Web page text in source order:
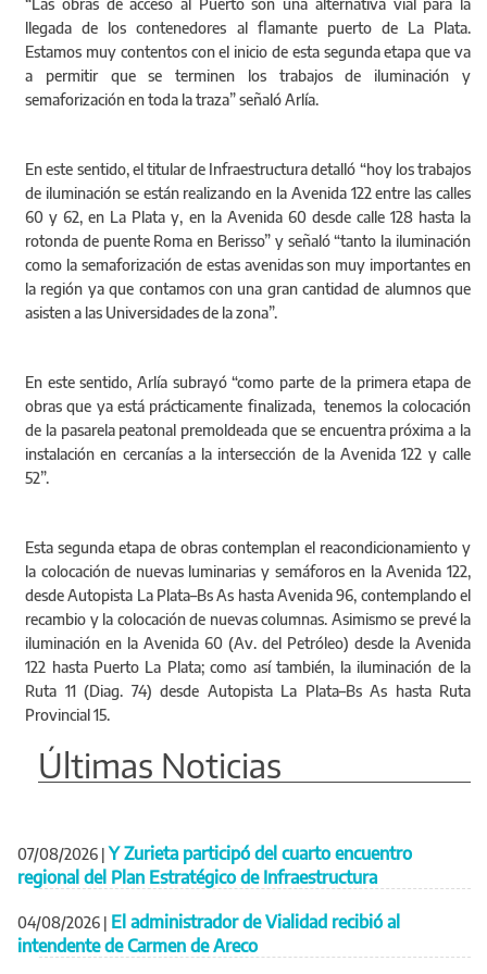
“Las obras de acceso al Puerto son una alternativa vial para la
llegada de los contenedores al flamante puerto de La Plata.
Estamos muy contentos con el inicio de esta segunda etapa que va
a permitir que se terminen los trabajos de iluminación y
semaforización en toda la traza” señaló Arlía.
En este sentido, el titular de Infraestructura detalló “hoy los trabajos
de iluminación se están realizando en la Avenida 122 entre las calles
60 y 62, en La Plata y, en la Avenida 60 desde calle 128 hasta la
rotonda de puente Roma en Berisso” y señaló “tanto la iluminación
como la semaforización de estas avenidas son muy importantes en
la región ya que contamos con una gran cantidad de alumnos que
asisten a las Universidades de la zona”.
En este sentido, Arlía subrayó “como parte de la primera etapa de
obras que ya está prácticamente finalizada, tenemos la colocación
de la pasarela peatonal premoldeada que se encuentra próxima a la
instalación en cercanías a la intersección de la Avenida 122 y calle
52”.
Esta segunda etapa de obras contemplan el reacondicionamiento y
la colocación de nuevas luminarias y semáforos en la Avenida 122,
desde Autopista La Plata–Bs As hasta Avenida 96, contemplando el
recambio y la colocación de nuevas columnas. Asimismo se prevé la
iluminación en la Avenida 60 (Av. del Petróleo) desde la Avenida
122 hasta Puerto La Plata; como así también, la iluminación de la
Ruta 11 (Diag. 74) desde Autopista La Plata–Bs As hasta Ruta
Provincial 15.
Últimas Noticias
07/08/2026 | Y Zurieta participó del cuarto encuentro
regional del Plan Estratégico de Infraestructura
04/08/2026 | El administrador de Vialidad recibió al
intendente de Carmen de Areco